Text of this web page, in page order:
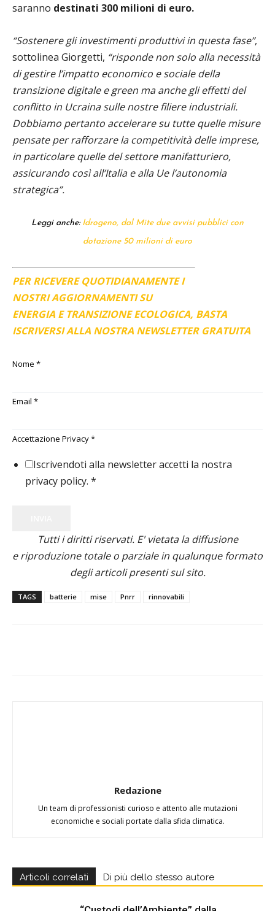
saranno destinati 300 milioni di euro.
“Sostenere gli investimenti produttivi in questa fase”,
sottolinea Giorgetti, “risponde non solo alla necessità
di gestire l’impatto economico e sociale della
transizione digitale e green ma anche gli effetti del
conflitto in Ucraina sulle nostre filiere industriali.
Dobbiamo pertanto accelerare su tutte quelle misure
pensate per rafforzare la competitività delle imprese,
in particolare quelle del settore manifatturiero,
assicurando così all’Italia e alla Ue l’autonomia
strategica”.
Leggi anche: Idrogeno, dal Mite due avvisi pubblici con
dotazione 50 milioni di euro
PER RICEVERE QUOTIDIANAMENTE I
NOSTRI AGGIORNAMENTI SU
ENERGIA E TRANSIZIONE ECOLOGICA, BASTA
ISCRIVERSI ALLA NOSTRA NEWSLETTER GRATUITA
Nome *
Email *
Accettazione Privacy*
Iscrivendoti alla newsletter accetti la nostra
privacy policy. *
Tutti i diritti riservati. E' vietata la diffusione
e riproduzione totale o parziale in qualunque formato
degli articoli presenti sul sito.
TAGS batterie mise Pnrr rinnovabili
Redazione
Un team di professionisti curioso e attento alle mutazioni
economiche e sociali portate dalla sfida climatica.
Articoli correlati Di più dello stesso autore